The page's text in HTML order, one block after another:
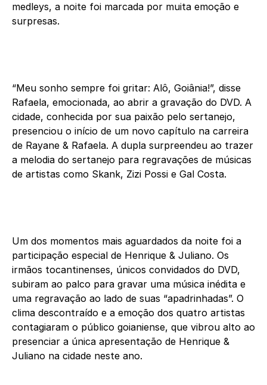
medleys, a noite foi marcada por muita emoção e
surpresas.
“Meu sonho sempre foi gritar: Alô, Goiânia!”, disse
Rafaela, emocionada, ao abrir a gravação do DVD. A
cidade, conhecida por sua paixão pelo sertanejo,
presenciou o início de um novo capítulo na carreira
de Rayane & Rafaela. A dupla surpreendeu ao trazer
a melodia do sertanejo para regravações de músicas
de artistas como Skank, Zizi Possi e Gal Costa.
Um dos momentos mais aguardados da noite foi a
participação especial de Henrique & Juliano. Os
irmãos tocantinenses, únicos convidados do DVD,
subiram ao palco para gravar uma música inédita e
uma regravação ao lado de suas “apadrinhadas”. O
clima descontraído e a emoção dos quatro artistas
contagiaram o público goianiense, que vibrou alto ao
presenciar a única apresentação de Henrique &
Juliano na cidade neste ano.